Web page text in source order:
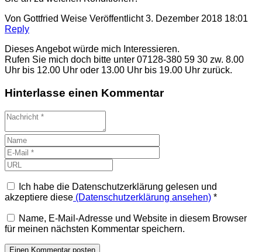
Von Gottfried Weise Veröffentlicht3. Dezember 2018 18:01
Reply
Dieses Angebot würde mich Interessieren.
Rufen Sie mich doch bitte unter 07128-380 59 30 zw. 8.00
Uhr bis 12.00 Uhr oder 13.00 Uhr bis 19.00 Uhr zurück.
Hinterlasse einen Kommentar
Ich habe die Datenschutzerklärung gelesen und
akzeptiere diese (Datenschutzerklärung ansehen) *
Name, E-Mail-Adresse und Website in diesem Browser
für meinen nächsten Kommentar speichern.